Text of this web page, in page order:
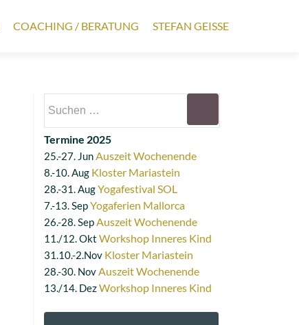
COACHING / BERATUNG STEFAN GEISSE
nach:
Termine 2025
25.-27. JunAuszeit Wochenende
8.-10. Aug Kloster Mariastein
28.-31. AugYogafestival SOL
7.-13. SepYogaferien Mallorca
26.-28. SepAuszeit Wochenende
11./12. Okt Workshop Inneres Kind
31.10.-2.Nov Kloster Mariastein
28.-30. NovAuszeit Wochenende
13./14. DezWorkshop Inneres Kind